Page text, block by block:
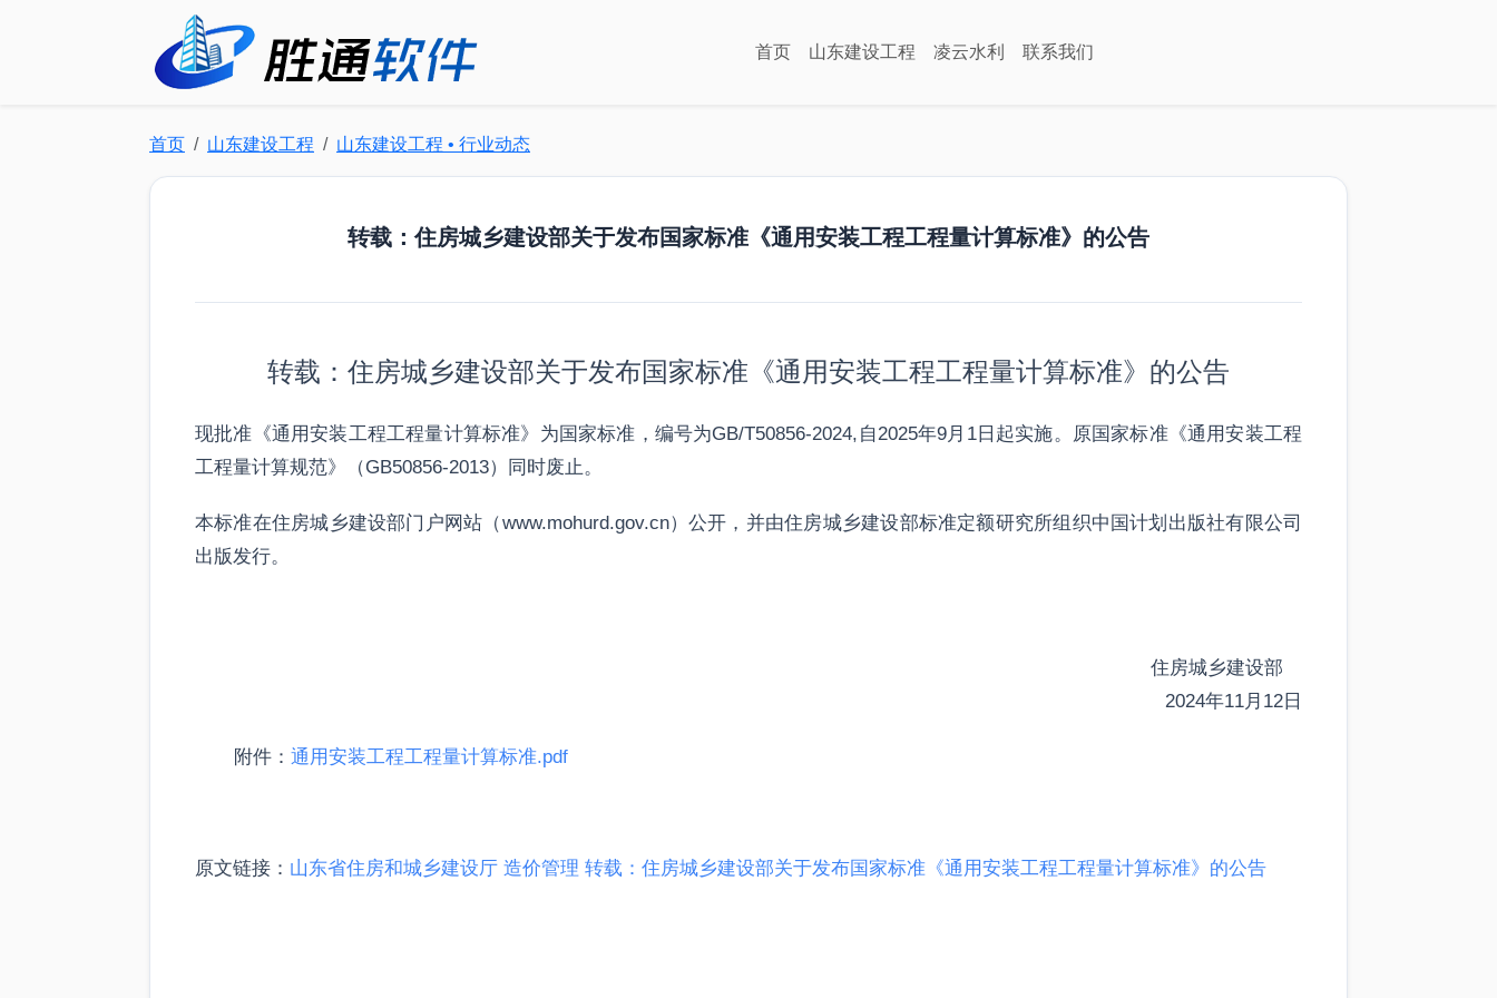
首页 山东建设工程 凌云水利 联系我们
首页 山东建设工程 山东建设工程 • 行业动态
转载：住房城乡建设部关于发布国家标准《通用安装工程工程量计算标准》的公告
转载：住房城乡建设部关于发布国家标准《通用安装工程工程量计算标准》的公告
现批准《通用安装工程工程量计算标准》为国家标准，编号为GB/T50856-2024,自2025年9月1日起实施。原国家标准《通用安装工程
工程量计算规范》（GB50856-2013）同时废止。
本标准在住房城乡建设部门户网站（www.mohurd.gov.cn）公开，并由住房城乡建设部标准定额研究所组织中国计划出版社有限公司
出版发行。
住房城乡建设部
2024年11月12日
附件： 通用安装工程工程量计算标准.pdf
原文链接： 山东省住房和城乡建设厅 造价管理 转载：住房城乡建设部关于发布国家标准《通用安装工程工程量计算标准》的公告